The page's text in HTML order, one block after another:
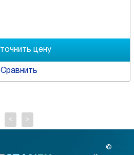
Сравнить
< >
©